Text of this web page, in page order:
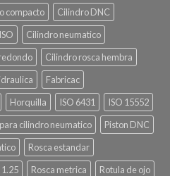
compacto
Cilindro DNC
Cilindro neumatico
Cilindro rosca hembra
Fabricac
Horquilla ISO 6431
ISO 15552
cilindro neumatico
Piston DNC
Rosca estandar
1.25 Rosca metrica
Rotula de ojo